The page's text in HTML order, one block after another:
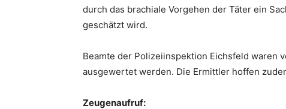
durch das brachiale Vorgehen der Täter ein
geschätzt wird.
Beamte der Polizeiinspektion Eichsfeld waren
ausgewertet werden. Die Ermittler hoffen
Zeugenaufruf: